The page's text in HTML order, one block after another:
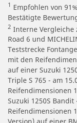
1 Empfohlen von
Bestätigte
2 Interne Vergleiche
Road 6 und
Teststrecke
mit den
auf einer Suzuki
Triple S 765 - am
Reifendimensionen
Suzuki 1250S
Reifendimensionen